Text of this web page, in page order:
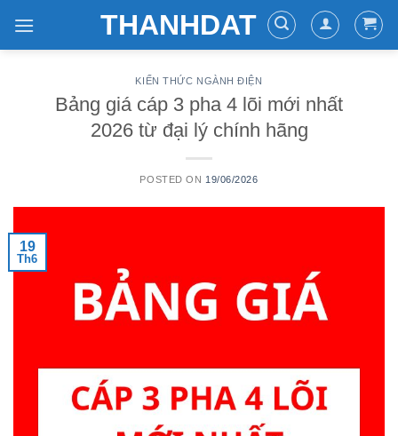
content
THANHDAT
KIẾN THỨC NGÀNH ĐIỆN
Bảng giá cáp 3 pha 4 lõi mới nhất
2026 từ đại lý chính hãng
POSTED ON 19/06/2026
19
Th6